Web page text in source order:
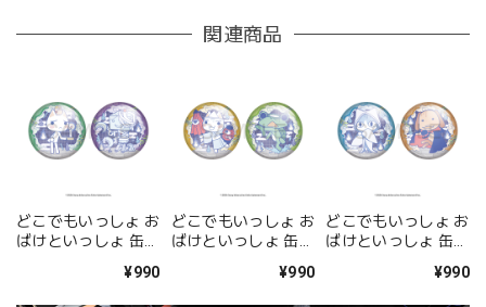
関連商品
どこでもいっしょ お
ばけといっしょ 缶バ
試しver.&スズキ>¥990
どこでもいっしょ お
ばけといっしょ 缶バ
¥990
どこでもいっしょ お
ばけといっしょ 缶バ
¥990